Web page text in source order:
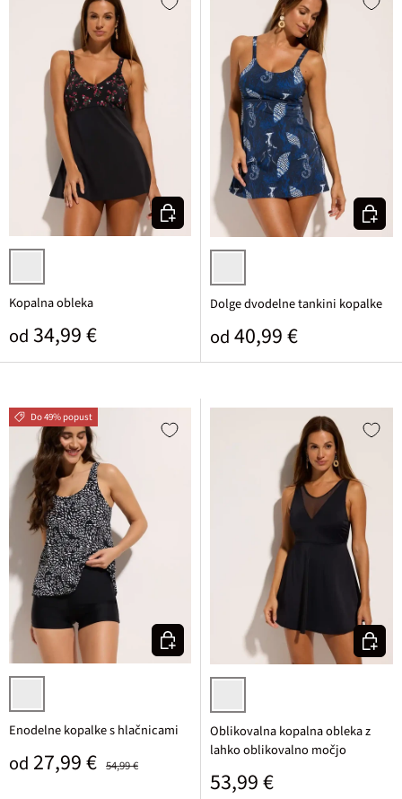
črna cvetlična
Kopalna obleka
Običajna cena
od 34,99 €
Izberi varianto
temno modra potiskana
Dolge dvodelne tankini kopalke
Običajna cena
od 40,99 €
Izberi
Do 49% popust
črna/bela pikasta
Enodelne kopalke s hlačnicami
Prodajna cena
od 27,99 € 54,99 €
Izberi varianto
črna
Oblikovalna kopalna obleka z
lahko oblikovalno močjo
Običajna cena
53,99 €
Izberi